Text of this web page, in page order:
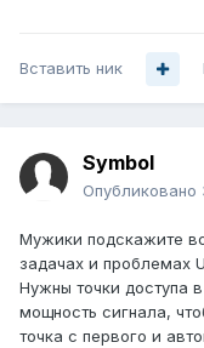
Вставить ник
Symbol
Опубликовано
Мужики подскажите
задачах и проблемах
Нужны точки доступа
мощность сигнала,
точка с первого и